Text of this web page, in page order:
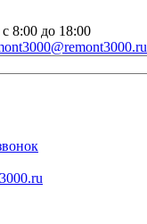
8:00 до 18:00